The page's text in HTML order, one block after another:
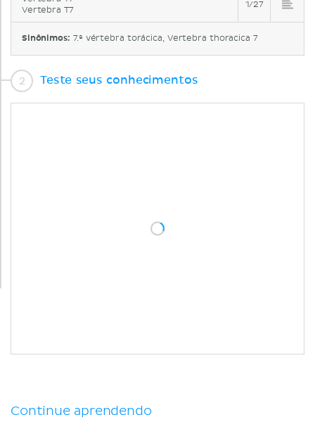
Vertebra T7
1/27
Sinônimos: 7.ª vértebra torácica, Vertebra thoracica 7
Teste seus conhecimentos
Continue aprendendo